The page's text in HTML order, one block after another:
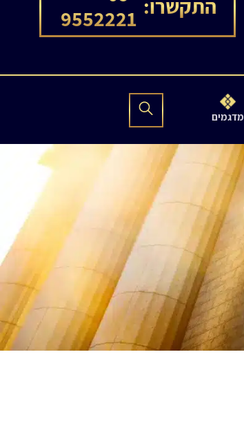
התקשרו: 9552221
מדגמים